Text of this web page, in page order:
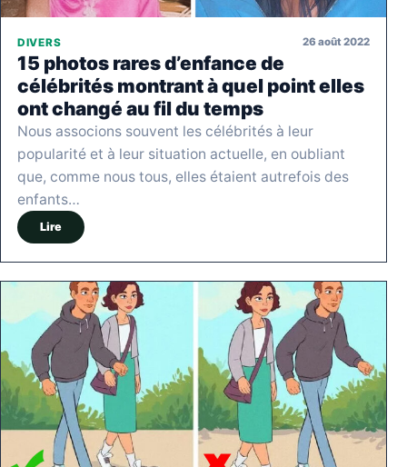
DIVERS 26 août 2022
15 photos rares d’enfance de
célébrités montrant à quel point elles
ont changé au fil du temps
Nous associons souvent les célébrités à leur
popularité et à leur situation actuelle, en oubliant
que, comme nous tous, elles étaient autrefois des
enfants…
Lire